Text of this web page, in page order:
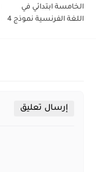
الخامسة ابتدائي في
اللغة الفرنسية نموذج 4
إرسال تعليق